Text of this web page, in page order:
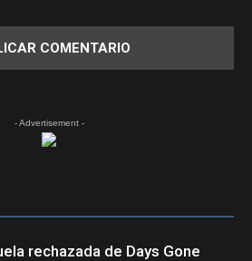
- Advertisement -
rechazada de Days Gone